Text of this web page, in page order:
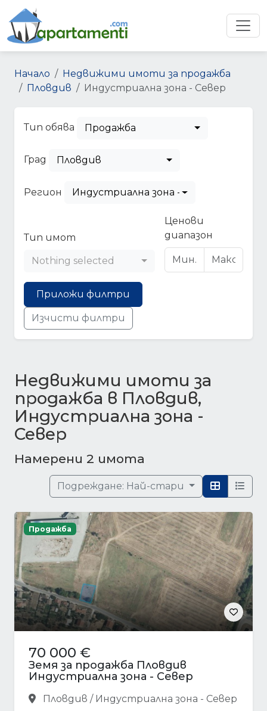
Начало
Недвижими имоти за продажба
Пловдив
Индустриална зона - Север
Тип обява Продажба
Град Пловдив
Регион Индустриална зона - Север
Тип имот
Nothing selected
Ценови
диапазон
Приложи филтри
Изчисти филтри
Недвижими имоти за
продажба в Пловдив,
Индустриална зона -
Север
Намерени 2 имота
Подреждане: Най-стари
Продажба
70 000 €
Земя за продажба Пловдив
Индустриална зона - Север
Пловдив / Индустриална зона - Север